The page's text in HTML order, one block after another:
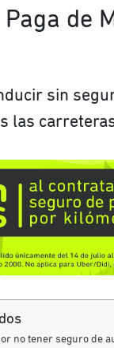
Paga de
sin
las
no tener seguro de